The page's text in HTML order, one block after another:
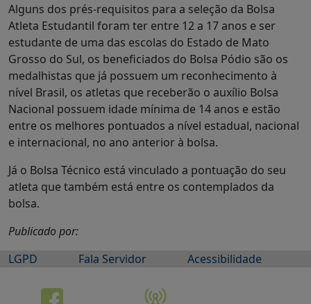
Alguns dos prés-requisitos para a seleção da Bolsa
Atleta Estudantil foram ter entre 12 a 17 anos e ser
estudante de uma das escolas do Estado de Mato
Grosso do Sul, os beneficiados do Bolsa Pódio são os
medalhistas que já possuem um reconhecimento à
nível Brasil, os atletas que receberão o auxílio Bolsa
Nacional possuem idade mínima de 14 anos e estão
entre os melhores pontuados a nível estadual, nacional
e internacional, no ano anterior à bolsa.
Já o Bolsa Técnico está vinculado a pontuação do seu
atleta que também está entre os contemplados da
bolsa.
Publicado por:
LGPD
Fala Servidor Acessibilidade